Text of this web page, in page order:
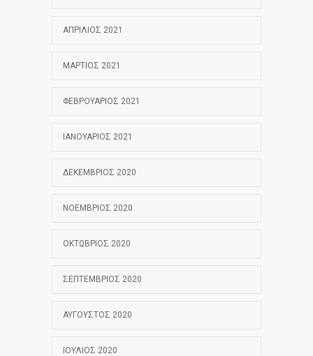
ΑΠΡΊΛΙΟΣ 2021
ΜΆΡΤΙΟΣ 2021
ΦΕΒΡΟΥΆΡΙΟΣ 2021
ΙΑΝΟΥΆΡΙΟΣ 2021
ΔΕΚΈΜΒΡΙΟΣ 2020
ΝΟΈΜΒΡΙΟΣ 2020
ΟΚΤΏΒΡΙΟΣ 2020
ΣΕΠΤΈΜΒΡΙΟΣ 2020
ΑΎΓΟΥΣΤΟΣ 2020
ΙΟΎΛΙΟΣ 2020